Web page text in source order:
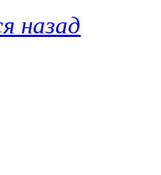
назад